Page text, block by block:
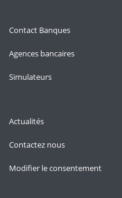
Contact Banques
Agences bancaires
Simulateurs
Actualités
Contactez nous
Modifier le consentement